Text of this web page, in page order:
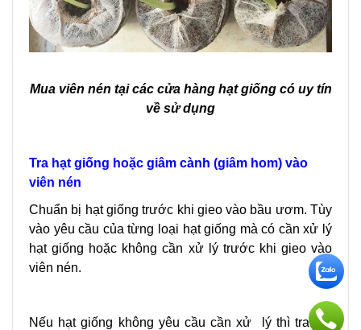
Mua viên nén tại các cửa hàng hạt giống có uy tín
về sử dụng
Tra hạt giống hoặc giâm cành (giâm hom) vào
viên nén
Chuẩn bị hạt giống trước khi gieo vào bầu ươm. Tùy
vào yêu cầu của từng loại hạt giống mà có cần xử lý
hạt giống hoặc không cần xử lý trước khi gieo vào
viên nén.
Nếu hạt giống không yêu cầu cần xử lý thì tra hạt